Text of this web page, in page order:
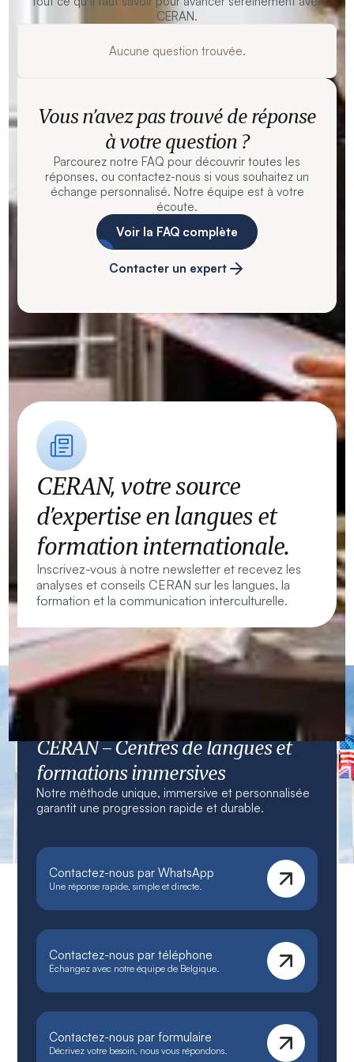
CERAN.
Aucune question trouvée.
Vous n’avez pas trouvé de réponse
à votre question ?
Parcourez notre FAQ pour découvrir toutes les
réponses, ou contactez-nous si vous souhaitez un
échange personnalisé. Notre équipe est à votre
écoute.
Voir la FAQ complète
Contacter un expert
CERAN, votre source
d’expertise en langues et
formation internationale.
Inscrivez-vous à notre newsletter et recevez les
analyses et conseils CERAN sur les langues, la
formation et la communication interculturelle.
CERAN – Centres de langues et
formations immersives
Notre méthode unique, immersive et personnalisée
garantit une progression rapide et durable.
Contactez-nous par WhatsApp
Une réponse rapide, simple et directe.
Contactez-nous par téléphone
Échangez avec notre équipe de Belgique.
Contactez-nous par formulaire
Décrivez votre besoin, nous vous répondons.